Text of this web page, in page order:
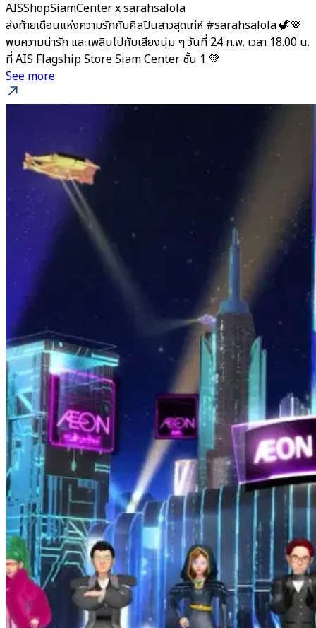
AISShopSiamCenter x sarahsalola
ส่งท้ายเดือนแห่งความรักกับศิลปินสาวสุดเท่ห์ #sarahsalola 🦖🤎
พบความน่ารัก และเพลินไปกับเสียงนุ่ม ๆ วันที่ 24 ก.พ. เวลา 18.00 น.
ที่ AIS Flagship Store Siam Center ชั้น 1 💚
See more